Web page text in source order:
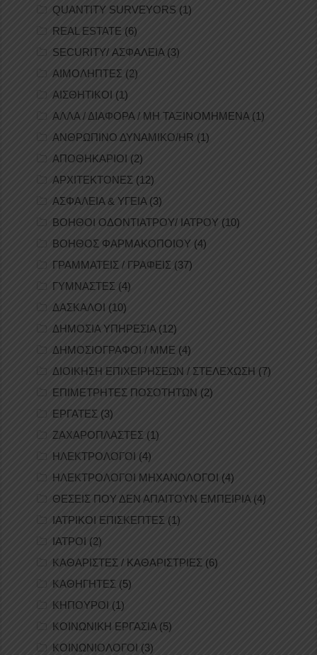
QUANTITY SURVEYORS (1)
REAL ESTATE (6)
SECURITY/ ΑΣΦΑΛΕΙΑ (3)
ΑΙΜΟΛΗΠΤΕΣ (2)
ΑΙΣΘΗΤΙΚΟΙ (1)
ΑΛΛΑ / ΔΙΑΦΟΡΑ / ΜΗ ΤΑΞΙΝΟΜΗΜΕΝΑ (1)
ΑΝΘΡΩΠΙΝΟ ΔΥΝΑΜΙΚΟ/HR (1)
ΑΠΟΘΗΚΑΡΙΟΙ (2)
ΑΡΧΙΤΕΚΤΟΝΕΣ (12)
ΑΣΦΑΛΕΙΑ & ΥΓΕΙΑ(3)
ΒΟΗΘΟΙ ΟΔΟΝΤΙΑΤΡΟΥ/ ΙΑΤΡΟΥ (10)
ΒΟΗΘΟΣ ΦΑΡΜΑΚΟΠΟΙΟΥ (4)
ΓΡΑΜΜΑΤΕΙΣ / ΓΡΑΦΕΙΣ (37)
ΓΥΜΝΑΣΤΕΣ (4)
ΔΑΣΚΑΛΟΙ (10)
ΔΗΜΟΣΙΑ ΥΠΗΡΕΣΙΑ(12)
ΔΗΜΟΣΙΟΓΡΑΦΟΙ / ΜΜΕ (4)
ΔΙΟΙΚΗΣΗ ΕΠΙΧΕΙΡΗΣΕΩΝ / ΣΤΕΛΕΧΩΣΗ (7)
ΕΠΙΜΕΤΡΗΤΕΣ ΠΟΣΟΤΗΤΩΝ (2)
ΕΡΓΑΤΕΣ (3)
ΖΑΧΑΡΟΠΛΑΣΤΕΣ (1)
ΗΛΕΚΤΡΟΛΟΓΟΙ (4)
ΗΛΕΚΤΡΟΛΟΓΟΙ ΜΗΧΑΝΟΛΟΓΟΙ (4)
ΘΕΣΕΙΣ ΠΟΥ ΔΕΝ ΑΠΑΙΤΟΥΝ ΕΜΠΕΙΡΙΑ (4)
ΙΑΤΡΙΚΟΙ ΕΠΙΣΚΕΠΤΕΣ (1)
ΙΑΤΡΟΙ (2)
ΚΑΘΑΡΙΣΤΕΣ / ΚΑΘΑΡΙΣΤΡΙΕΣ (6)
ΚΑΘΗΓΗΤΕΣ (5)
ΚΗΠΟΥΡΟΙ (1)
ΚΟΙΝΩΝΙΚΗ ΕΡΓΑΣΙΑ(5)
ΚΟΙΝΩΝΙΟΛΟΓΟΙ (3)